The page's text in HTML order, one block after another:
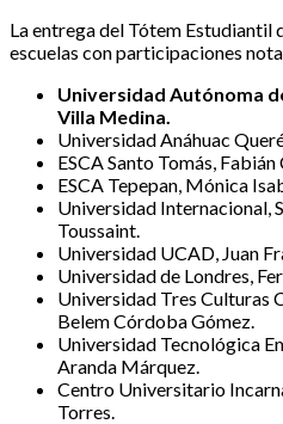
La entrega del Tótem Estudiantil
escuelas con participaciones
Universidad Autónoma
Villa Medina.
Universidad Anáhuac
ESCA Santo Tomás,
ESCA Tepepan, Mónica
Universidad Internacional,
Toussaint.
Universidad UCAD, Juan
Universidad de Londres,
Universidad Tres Culturas
Belem Córdoba Gómez.
Universidad Tecnológica
Aranda Márquez.
Centro Universitario
Torres.